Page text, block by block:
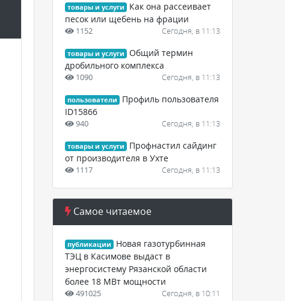
товары и услуги
Как она рассеивает
песок или щебень на фрации
1152 Сегодня, в 11:13
товары и услуги
Общий термин
дробильного комплекса
1090 Сегодня, в 11:13
пользователи
Профиль пользователя
ID15866
940 Сегодня, в 11:13
товары и услуги
Профнастил сайдинг
от производителя в Ухте
1117 Сегодня, в 11:13
Самое читаемое
публикации
Новая газотурбинная
ТЭЦ в Касимове выдаст в
энергосистему Рязанской области
более 18 МВт мощности
491025 Сегодня, в 10:11